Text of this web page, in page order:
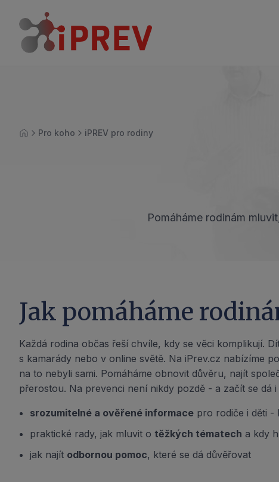
ÚvodPro koho iPREV pro rodiny
Pomáháme rodinám
Jak pomáháme
Každá rodina občas řeší chvíle, kdy se věci komplikují.
s kamarády nebo v online světě. Na iPrev.cz nabízíme
na to nebyli sami. Pomáháme obnovit důvěru, najít
přerostou. Na prevenci není nikdy pozdě - a začít se dá
srozumitelné a ověřené informace pro rodiče i děti -
praktické rady, jak mluvit o těžkých tématech a kdy
jak najít odbornou pomoc, které se dá důvěřovat